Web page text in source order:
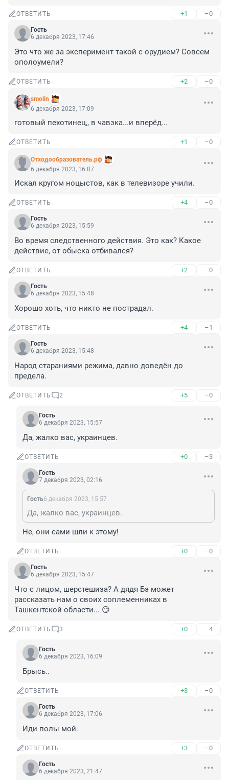
ОТВЕТИТЬ +1 –0
Гость
6 декабря 2023, 17:46
Это что же за эксперимент такой с орудием? Совсем
ополоумели?
ОТВЕТИТЬ +2 –0
smolin
6 декабря 2023, 17:09
готовый пехотинец,, в чавэка...и вперёд...
ОТВЕТИТЬ +1 –0
Отходообразователь.рф
6 декабря 2023, 16:07
Искал кругом ноцыстов, как в телевизоре учили.
ОТВЕТИТЬ +4 –0
Гость
6 декабря 2023, 15:59
Во время следственного действия. Это как? Какое
действие, от обыска отбивался?
ОТВЕТИТЬ +2 –0
Гость
6 декабря 2023, 15:48
Хорошо хоть, что никто не пострадал.
ОТВЕТИТЬ +4 –1
Гость
6 декабря 2023, 15:48
Народ стараниями режима, давно доведён до
предела.
ОТВЕТИТЬ 2 +5 –0
Гость
6 декабря 2023, 15:57
Да, жалко вас, украинцев.
ОТВЕТИТЬ +0 –3
Гость
7 декабря 2023, 02:16
Гость6 декабря 2023, 15:57
Да, жалко вас, украинцев.
Не, они сами шли к этому!
ОТВЕТИТЬ +0 –0
Гость
6 декабря 2023, 15:47
Что с лицом, шерстешиза? А дядя Бэ может
рассказать нам о своих соплеменниках в
Ташкентской области... 😏
ОТВЕТИТЬ 3 +0 –4
Гость
6 декабря 2023, 16:09
Брысь..
ОТВЕТИТЬ +3 –0
Гость
6 декабря 2023, 17:06
Иди полы мой.
ОТВЕТИТЬ +3 –0
Гость
6 декабря 2023, 21:47